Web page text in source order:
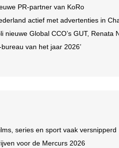
PR-partner van KoRo
actief met advertenties in
Global CCO’s GUT, Renata
van het jaar 2026’
series en sport vaak versnipperd
voor de Mercurs 2026